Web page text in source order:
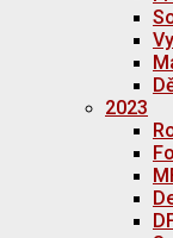
2023